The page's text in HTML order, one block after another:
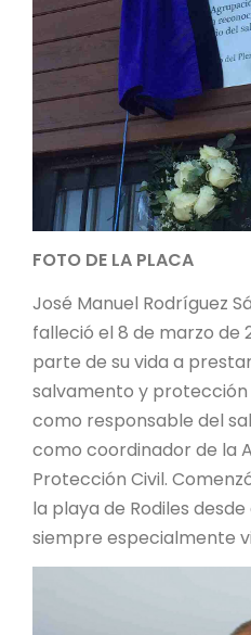
FOTO DE LA PLACA
José Manuel Rodríguez
falleció el 8 de marzo de
parte de su vida a
salvamento y protección
como responsable del
como coordinador de la
Protección Civil.
la playa de Rodiles
siempre especialmente